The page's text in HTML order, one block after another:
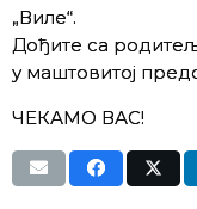
„Виле“.
Дођите са
у маштовитој
ЧЕКАМО ВАС!